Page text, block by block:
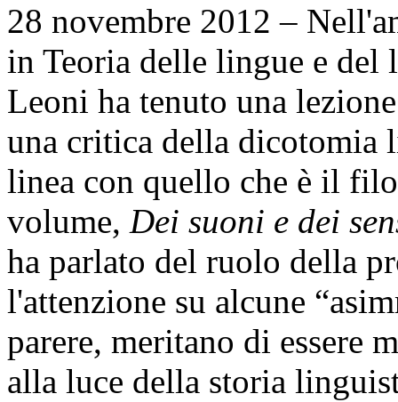
28 novembre 2012 –
in Teoria delle lingue e
Leoni ha tenuto una
una critica della
linea con quello che è il
volume, Dei suoni e dei
ha parlato del ruolo della
l'attenzione su alcune
parere, meritano di essere
alla luce della storia